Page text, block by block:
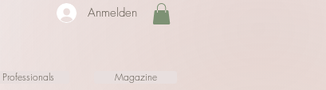
Anmelden
Professionals Magazine